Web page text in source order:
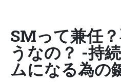
SMって兼任
うなの？ -持
ムになる為の